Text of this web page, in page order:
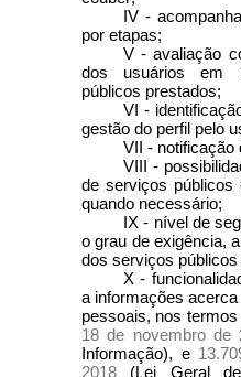
IV -
por etapas;
V - avaliação
dos usuários em
públicos prestados;
VI -
gestão do perfil pelo
VII - notificação
VIII -
de serviços públicos
quando necessário;
IX - nível de
o grau de exigência,
dos serviços
X -
a informações
pessoais, nos termos
18 de novembro de
Informação), e
2018 (Lei Geral